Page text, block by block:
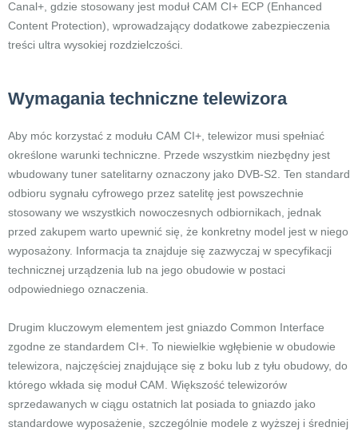
Canal+, gdzie stosowany jest moduł CAM CI+ ECP (Enhanced
Content Protection), wprowadzający dodatkowe zabezpieczenia
treści ultra wysokiej rozdzielczości.
Wymagania techniczne telewizora
Aby móc korzystać z modułu CAM CI+, telewizor musi spełniać
określone warunki techniczne. Przede wszystkim niezbędny jest
wbudowany tuner satelitarny oznaczony jako DVB-S2. Ten standard
odbioru sygnału cyfrowego przez satelitę jest powszechnie
stosowany we wszystkich nowoczesnych odbiornikach, jednak
przed zakupem warto upewnić się, że konkretny model jest w niego
wyposażony. Informacja ta znajduje się zazwyczaj w specyfikacji
technicznej urządzenia lub na jego obudowie w postaci
odpowiedniego oznaczenia.
Drugim kluczowym elementem jest gniazdo Common Interface
zgodne ze standardem CI+. To niewielkie wgłębienie w obudowie
telewizora, najczęściej znajdujące się z boku lub z tyłu obudowy, do
którego wkłada się moduł CAM. Większość telewizorów
sprzedawanych w ciągu ostatnich lat posiada to gniazdo jako
standardowe wyposażenie, szczególnie modele z wyższej i średniej